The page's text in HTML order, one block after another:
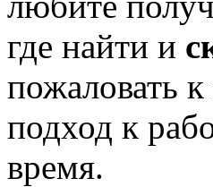
где найти и
пожаловать
подход к
время.